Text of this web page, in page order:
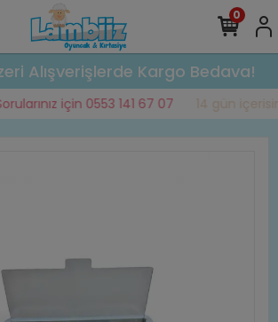
Alışverişlerde Kargo Bedava!
için 0553 141 67 07 14 gün
0